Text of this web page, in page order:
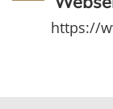
https://